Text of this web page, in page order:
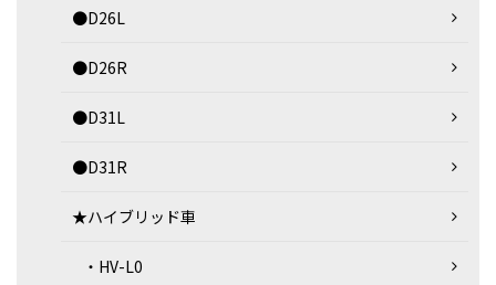
●D26L
●D26R
●D31L
●D31R
★ハイブリッド車
・HV-L0